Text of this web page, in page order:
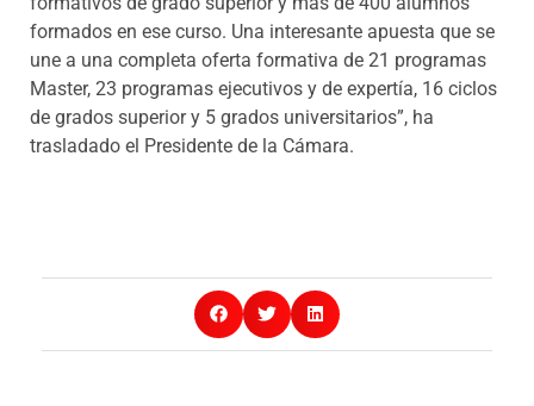
formados en ese curso. Una interesante apuesta que se
une a una completa oferta formativa de 21 programas
Master, 23 programas ejecutivos y de expertía, 16 ciclos
de grados superior y 5 grados universitarios”, ha
trasladado el Presidente de la Cámara.